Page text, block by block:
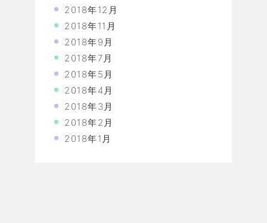
2018年12月
2018年11月
2018年9月
2018年7月
2018年5月
2018年4月
2018年3月
2018年2月
2018年1月